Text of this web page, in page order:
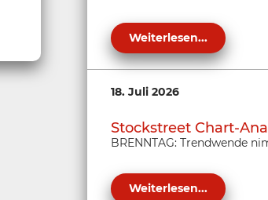
Weiterlesen...
18. Juli 2026
Stockstreet Chart-
BRENNTAG: Trendwende
Weiterlesen...